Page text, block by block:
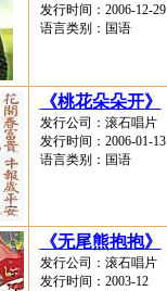
发行时间：2006-12-29
语言类别：国语
《桃花朵朵开》
发行公司：滚石唱片
发行时间：2006-01-13
语言类别：国语
《无尾熊抱抱》
发行公司：滚石唱片
发行时间：2003-12